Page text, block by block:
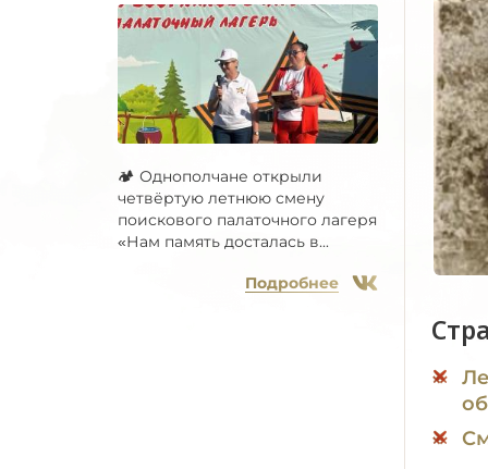
🏕 Однополчане открыли
четвёртую летнюю смену
поискового палаточного лагеря
«Нам память досталась в...
Подробнее